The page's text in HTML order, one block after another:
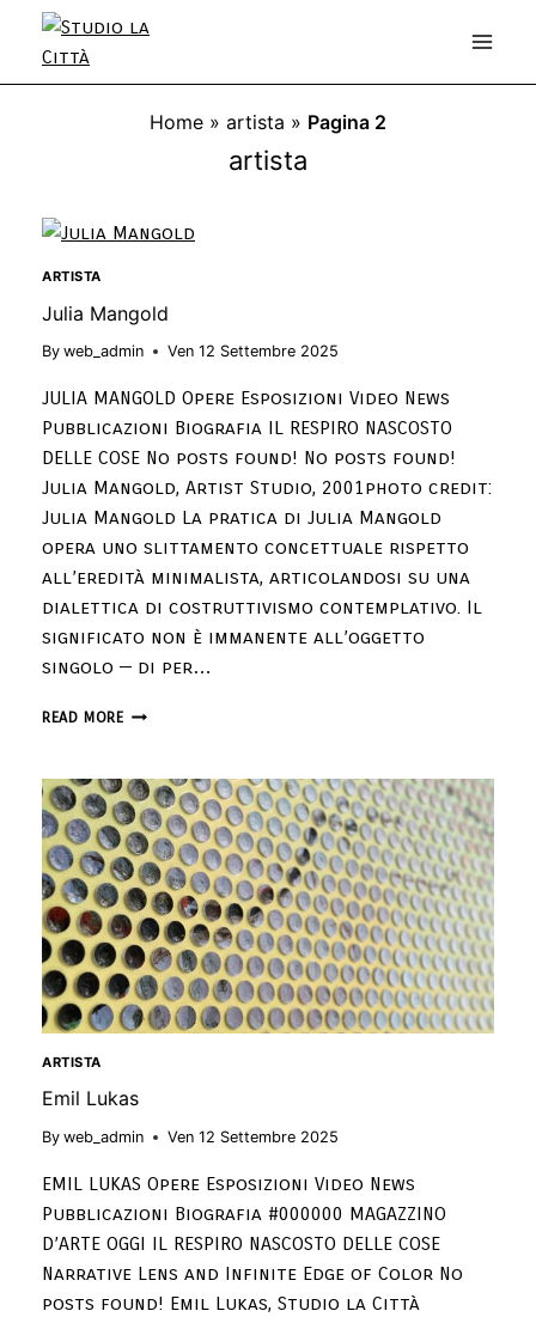
Home » artista » Pagina 2
artista
ARTISTA
Julia Mangold
By web_admin Ven 12 Settembre 2025
JULIA MANGOLD Opere Esposizioni Video News
Pubblicazioni Biografia IL RESPIRO NASCOSTO
DELLE COSE No posts found! No posts found!
Julia Mangold, Artist Studio, 2001photo credit:
Julia Mangold La pratica di Julia Mangold
opera uno slittamento concettuale rispetto
all’eredità minimalista, articolandosi su una
dialettica di costruttivismo contemplativo. Il
significato non è immanente all’oggetto
singolo — di per…
READ MORE
ARTISTA
Emil Lukas
By web_admin Ven 12 Settembre 2025
EMIL LUKAS Opere Esposizioni Video News
Pubblicazioni Biografia #000000 MAGAZZINO
D’ARTE OGGI IL RESPIRO NASCOSTO DELLE COSE
Narrative Lens and Infinite Edge of Color No
posts found! Emil Lukas, Studio la Città